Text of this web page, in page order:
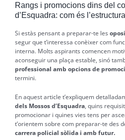
Rangs i promocions dins del
d’Esquadra: com és
Si estàs pensant a preparar-te les
segur que t’interessa conèixer com
interna. Molts aspirants comencen
aconseguir una plaça estable, sinó
professional amb opcions de
termini.
En aquest article t’expliquem
dels Mossos d’Esquadra, quins
promocionar i quines vies tens per
t’orientem sobre com preparar-te des
carrera policial sòlida i amb futur.